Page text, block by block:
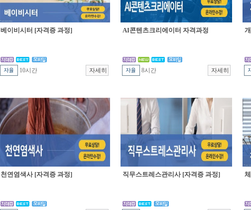
베이비시터 [자격증 과정]
10시간
AI콘텐츠크리에이터 자격과정
8시간
천연염색사 [자격증 과정] 직무스트레스관리사 [자격증 과정]